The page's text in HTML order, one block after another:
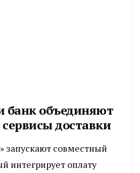
банк объединяют
доставки
запускают совместный
интегрирует оплату